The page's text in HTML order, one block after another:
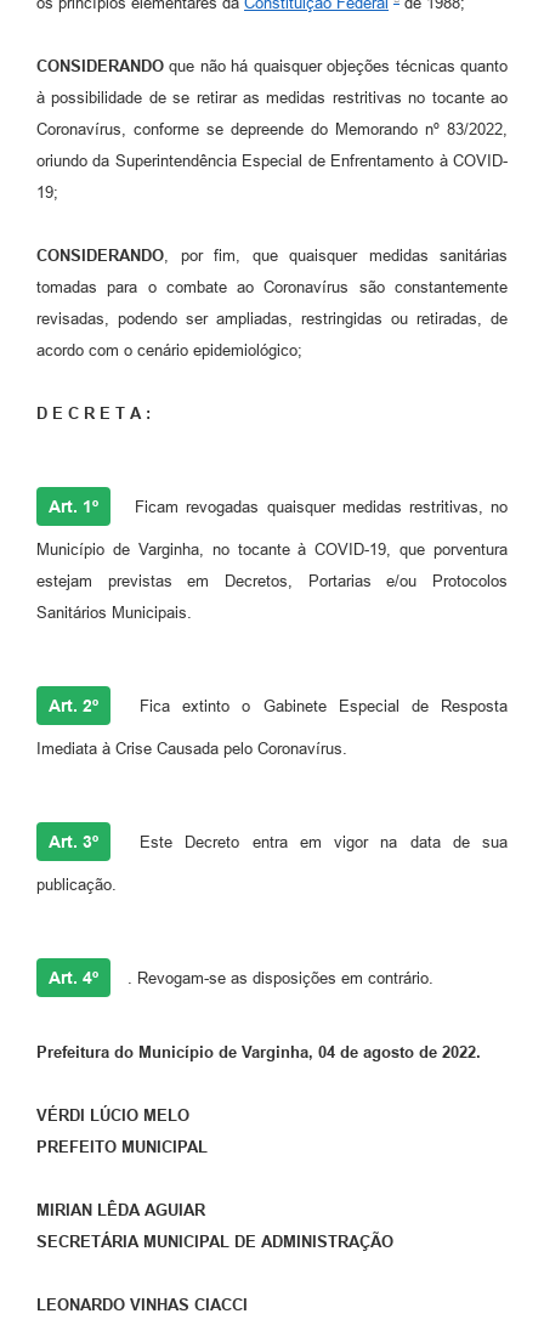
CONSIDERANDO que não há quaisquer objeções técnicas quanto
à possibilidade de se retirar as medidas restritivas no tocante ao
Coronavírus, conforme se depreende do Memorando nº 83/2022,
oriundo da Superintendência Especial de Enfrentamento à COVID-
19;
CONSIDERANDO , por fim, que quaisquer medidas sanitárias
tomadas para o combate ao Coronavírus são constantemente
revisadas, podendo ser ampliadas, restringidas ou retiradas, de
acordo com o cenário epidemiológico;
D E C R E T A :
Art. 1º Ficam revogadas quaisquer medidas restritivas, no
Município de Varginha, no tocante à COVID-19, que porventura
estejam previstas em Decretos, Portarias e/ou Protocolos
Sanitários Municipais.
Art. 2º Fica extinto o Gabinete Especial de Resposta
Imediata à Crise Causada pelo Coronavírus.
Art. 3º Este Decreto entra em vigor na data de sua
publicação.
Art. 4º . Revogam-se as disposições em contrário.
Prefeitura do Município de Varginha, 04 de agosto de 2022.
VÉRDI LÚCIO MELO
PREFEITO MUNICIPAL
MIRIAN LÊDA AGUIAR
SECRETÁRIA MUNICIPAL DE ADMINISTRAÇÃO
LEONARDO VINHAS CIACCI